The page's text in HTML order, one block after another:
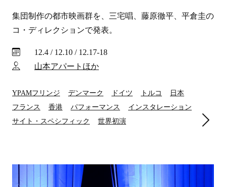
集団制作の都市映画群を、三宅唱、藤原徹平、平倉圭の
コ・ディレクションで発表。
12.4 / 12.10 / 12.17-18
山本アパートほか
YPAMフリンジ デンマーク ドイツ トルコ
日本
フランス
香港 パフォーマンス
インスタレーション
サイト・スペシフィック
世界初演